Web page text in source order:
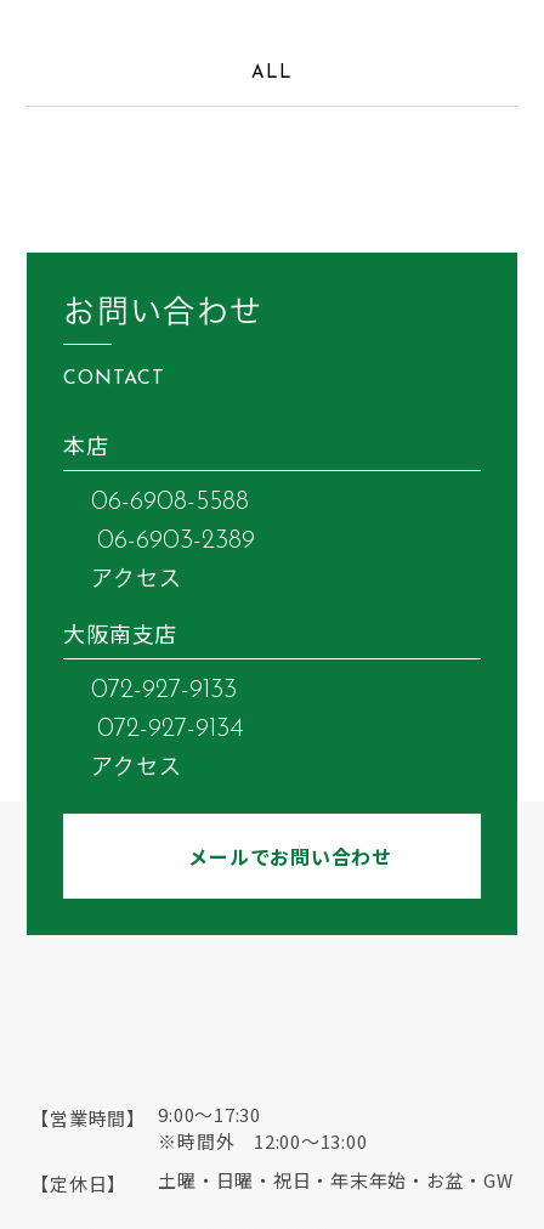
ALL
お問い合わせ
CONTACT
本店
06-6908-5588
06-6903-2389
アクセス
大阪南支店
072-927-9133
072-927-9134
アクセス
メールでお問い合わせ
【営業時間】
9:00〜17:30
※時間外 12:00～13:00
【定休日】
土曜・日曜・祝日・年末年始・お盆・GW